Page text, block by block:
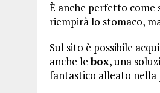
È anche perfetto come
riempirà lo stomaco,
Sul sito è possibile
anche lebox, una
fantastico alleato nella